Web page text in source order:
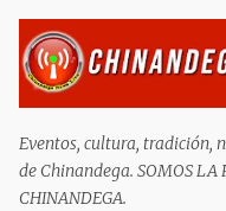
Eventos, cultura, tradición,
de Chinandega. SOMOS LA
CHINANDEGA.